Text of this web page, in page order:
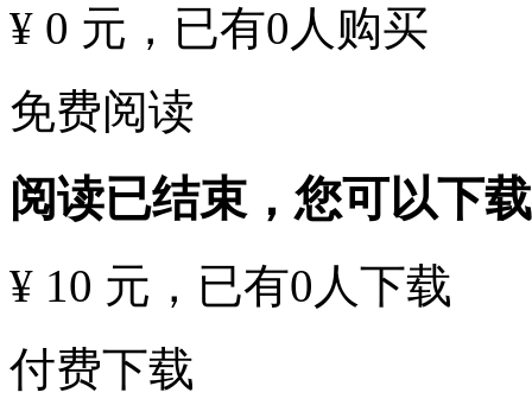
¥ 0 元 ，已有0 人购买
免费阅读
阅读已结束，您可以下
¥ 10 元 ，已有0 人下载
付费下载